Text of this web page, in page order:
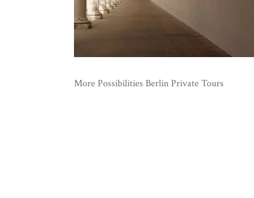
More Possibilities Berlin Private Tours